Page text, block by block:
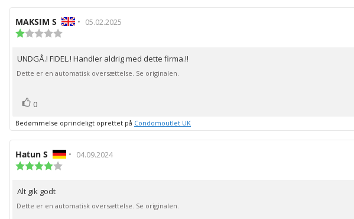
Forfatter
af
MAKSIM S • Bedømmelsesdato:
05.02.2025
af
5
stjerner
Tekst
til
UNDGÅ.! FIDEL.! Handler aldrig med dette firma.!!
Dette er en automatisk oversættelse. Se originalen.
Stem
op
0
Bedømmelse oprindeligt oprettet på Condomoutlet UK
Forfatter
af
Hatun S • Bedømmelsesdato:
04.09.2024
5
stjerner
Tekst
til
Alt gik godt
Dette er en automatisk oversættelse. Se originalen.